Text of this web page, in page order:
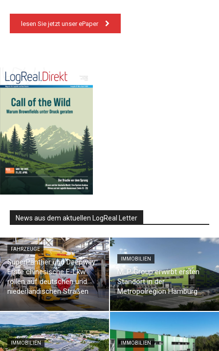
lesen Sie jetzt unser ePaper
News aus dem aktuellen LogReal Letter
FAHRZEUGE
SuperPanther und Deepway:
Erste chinesische E-Lkw
rollen auf deutschen und
niederländischen Straßen
IMMOBILIEN
MLP Group erwirbt ersten
Standort in der
Metropolregion Hamburg
IMMOBILIEN IMMOBILIEN